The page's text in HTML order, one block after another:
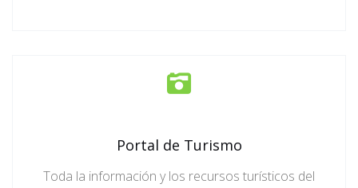
Portal de Turismo
Toda la información y los recursos turísticos del